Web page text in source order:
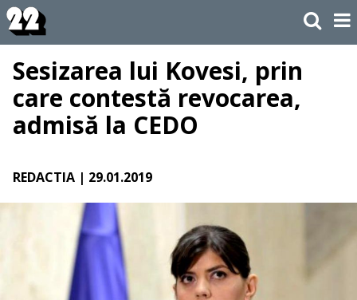
Sesizarea lui Kovesi, prin
care contestă revocarea,
admisă la CEDO
REDACTIA | 29.01.2019